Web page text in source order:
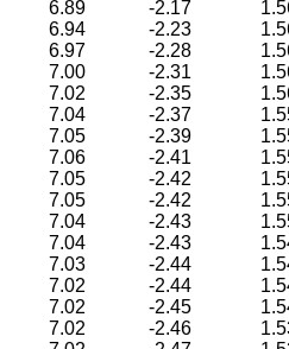
6.89 -2.17
6.94 -2.23
6.97 -2.28
7.00 -2.31
7.02 -2.35
7.04 -2.37
7.05 -2.39
7.06 -2.41
7.05 -2.42
7.05 -2.42
7.04 -2.43
7.04 -2.43
7.03 -2.44
7.02 -2.44
7.02 -2.45
7.02 -2.46